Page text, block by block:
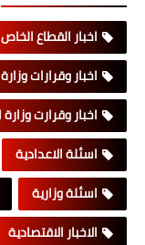
اخبار القطاع الخاص
اخبار وقرارات
اخبار وقرارت وزارة
اسئلة الاعدادية
اسئلة وزارية
الاخبار الاقتصادية